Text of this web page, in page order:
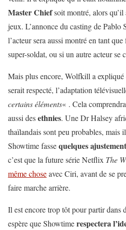
Master Chiefsoit montré, alors qu’il
jeux. L’annonce du casting de Pablo
l’acteur sera aussi montré en tant
super-soldat, ou si un autre acteur se
Mais plus encore, Wolfkill a expliqué
serait respecté, l’adaptation
certains éléments« . Cela
aussi desethnies. Une Dr Halsey
thaïlandais sont peu probables, mais
Showtime fassequelques
c’est que la future série Netflix The
même choseavec Ciri, avant de se
faire marche arrière.
Il est encore trop tôt pour partir dans
espère que Showtimerespectera